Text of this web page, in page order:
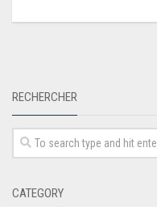
RECHERCHER
CATEGORY